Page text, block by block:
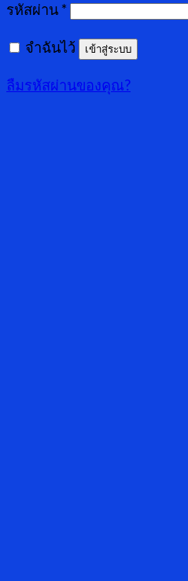
รหัสผ่าน *
จำฉันไว้ เข้าสู่ระบบ
ลืมรหัสผ่านของคุณ?